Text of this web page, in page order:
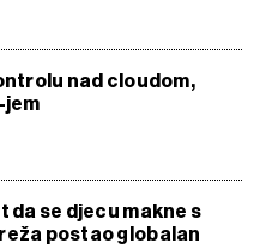
nad cloudom,
jem
da se djecu makne s
postao globalan